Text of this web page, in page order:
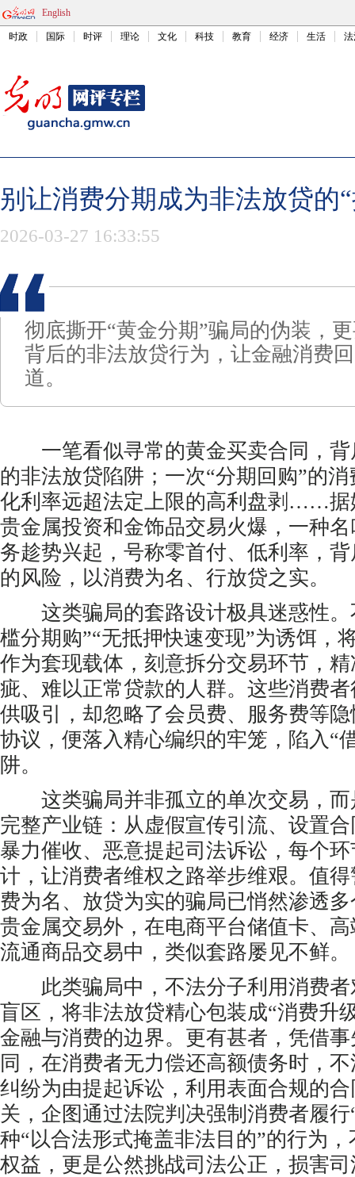
English
时政 国际 时评 理论 文化 科技 教育 经济 生活
别让消费分期成为非法放贷的
2026-03-27 16:33:55
彻底撕开“黄金分期”骗局的伪装，
背后的非法放贷行为，让金融消费
道。
一笔看似寻常的黄金买卖合同，背
的非法放贷陷阱；一次“分期回购”的
化利率远超法定上限的高利盘剥……据
贵金属投资和金饰品交易火爆，一种
务趁势兴起，号称零首付、低利率，
的风险，以消费为名、行放贷之实。
这类骗局的套路设计极具迷惑性。
槛分期购”“无抵押快速变现”为诱饵，
作为套现载体，刻意拆分交易环节，
疵、难以正常贷款的人群。这些消费
供吸引，却忽略了会员费、服务费等
协议，便落入精心编织的牢笼，陷入“
阱。
这类骗局并非孤立的单次交易，而
完整产业链：从虚假宣传引流、设置
暴力催收、恶意提起司法诉讼，每个
计，让消费者维权之路举步维艰。值
费为名、放贷为实的骗局已悄然渗透
贵金属交易外，在电商平台储值卡、
流通商品交易中，类似套路屡见不鲜。
此类骗局中，不法分子利用消费者
盲区，将非法放贷精心包装成“消费升
金融与消费的边界。更有甚者，凭借
同，在消费者无力偿还高额债务时，
纠纷为由提起诉讼，利用表面合规的
关，企图通过法院判决强制消费者履
种“以合法形式掩盖非法目的”的行为
权益，更是公然挑战司法公正，损害